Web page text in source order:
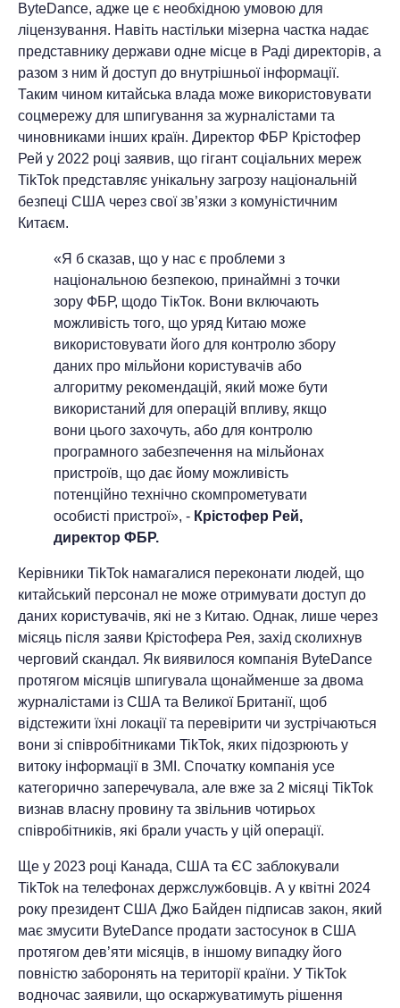
ByteDance, адже це є необхідною умовою для
ліцензування. Навіть настільки мізерна частка надає
представнику держави одне місце в Раді директорів, а
разом з ним й доступ до внутрішньої інформації.
Таким чином китайська влада може використовувати
соцмережу для шпигування за журналістами та
чиновниками інших країн. Директор ФБР Крістофер
Рей у 2022 році заявив, що гігант соціальних мереж
TikTok представляє унікальну загрозу національній
безпеці США через свої зв’язки з комуністичним
Китаєм.
«Я б сказав, що у нас є проблеми з
національною безпекою, принаймні з точки
зору ФБР, щодо ТікТок. Вони включають
можливість того, що уряд Китаю може
використовувати його для контролю збору
даних про мільйони користувачів або
алгоритму рекомендацій, який може бути
використаний для операцій впливу, якщо
вони цього захочуть, або для контролю
програмного забезпечення на мільйонах
пристроїв, що дає йому можливість
потенційно технічно скомпрометувати
особисті пристрої», - Крістофер Рей,
директор ФБР.
Керівники TikTok намагалися переконати людей, що
китайський персонал не може отримувати доступ до
даних користувачів, які не з Китаю. Однак, лише через
місяць після заяви Крістофера Рея, захід сколихнув
черговий скандал. Як виявилося компанія ByteDance
протягом місяців шпигувала щонайменше за двома
журналістами із США та Великої Британії, щоб
відстежити їхні локації та перевірити чи зустрічаються
вони зі співробітниками TikTok, яких підозрюють у
витоку інформації в ЗМІ. Спочатку компанія усе
категорично заперечувала, але вже за 2 місяці TikTok
визнав власну провину та звільнив чотирьох
співробітників, які брали участь у цій операції.
Ще у 2023 році Канада, США та ЄС заблокували
TikTok на телефонах держслужбовців. А у квітні 2024
року президент США Джо Байден підписав закон, який
має змусити ByteDance продати застосунок в США
протягом дев’яти місяців, в іншому випадку його
повністю заборонять на території країни. У TikTok
водночас заявили, що оскаржуватимуть рішення